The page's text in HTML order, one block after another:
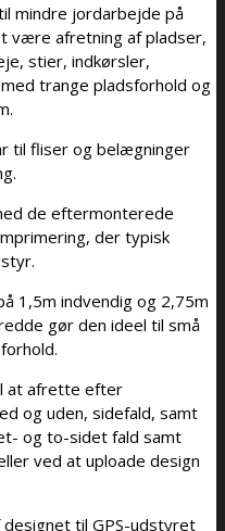
mindre jordarbejde på
være afretning af pladser,
stier, indkørsler,
trange pladsforhold og
til fliser og belægninger
de eftermonterede
der typisk
1,5m indvendig og 2,75m
gør den ideel til små
at afrette efter
og uden, sidefald, samt
og to-sidet fald samt
ved at uploade design
til GPS-udstyret